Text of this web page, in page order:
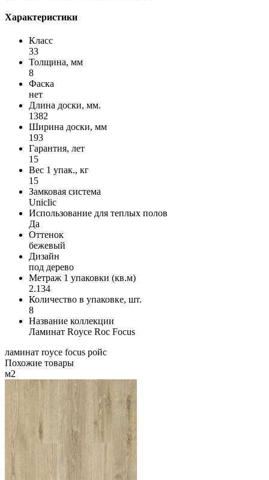
Характеристики
Класс
33
Толщина, мм
8
Фаска
нет
Длина доски, мм.
1382
Ширина доски, мм
193
Гарантия, лет
15
Вес 1 упак., кг
15
Замковая система
Uniclic
Использование для теплых полов
Да
Оттенок
бежевый
Дизайн
под дерево
Метраж 1 упаковки (кв.м)
2.134
Количество в упаковке, шт.
8
Название коллекции
Ламинат Royce Roc Focus
ламинат royce focus ройс
Похожие товары
м2